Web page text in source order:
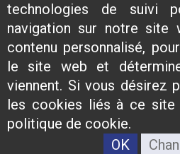
technologies de suivi
navigation sur notre site
contenu personnalisé,
le site web et
viennent. Si vous désirez
les cookies liés à ce site
politique de cookie.
OK